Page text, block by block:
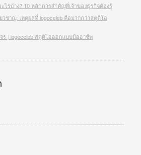
ไรบ้าง? 10 หลักการสำคัญที่เจ้าของธุรกิจต้องรู้
วชาญ: เหตุผลที่ logoceleb คือมากกว่าสตูดิโอ
ร | logoceleb สตูดิโอออกแบบมืออาชีพ